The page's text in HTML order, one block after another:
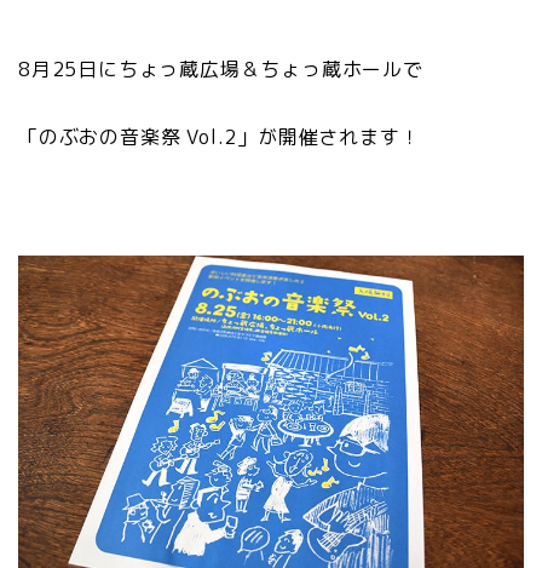
8月25日にちょっ蔵広場＆ちょっ蔵ホールで
「のぶおの音楽祭 Vol.2」が開催されます！